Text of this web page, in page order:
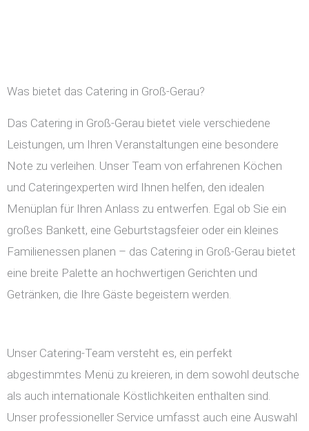
Was bietet das Catering in Groß-Gerau?
Das Catering in Groß-Gerau bietet viele verschiedene
Leistungen, um Ihren Veranstaltungen eine besondere
Note zu verleihen. Unser Team von erfahrenen Köchen
und Cateringexperten wird Ihnen helfen, den idealen
Menüplan für Ihren Anlass zu entwerfen. Egal ob Sie ein
großes Bankett, eine Geburtstagsfeier oder ein kleines
Familienessen planen – das Catering in Groß-Gerau bietet
eine breite Palette an hochwertigen Gerichten und
Getränken, die Ihre Gäste begeistern werden.
Unser Catering-Team versteht es, ein perfekt
abgestimmtes Menü zu kreieren, in dem sowohl deutsche
als auch internationale Köstlichkeiten enthalten sind.
Unser professioneller Service umfasst auch eine Auswahl